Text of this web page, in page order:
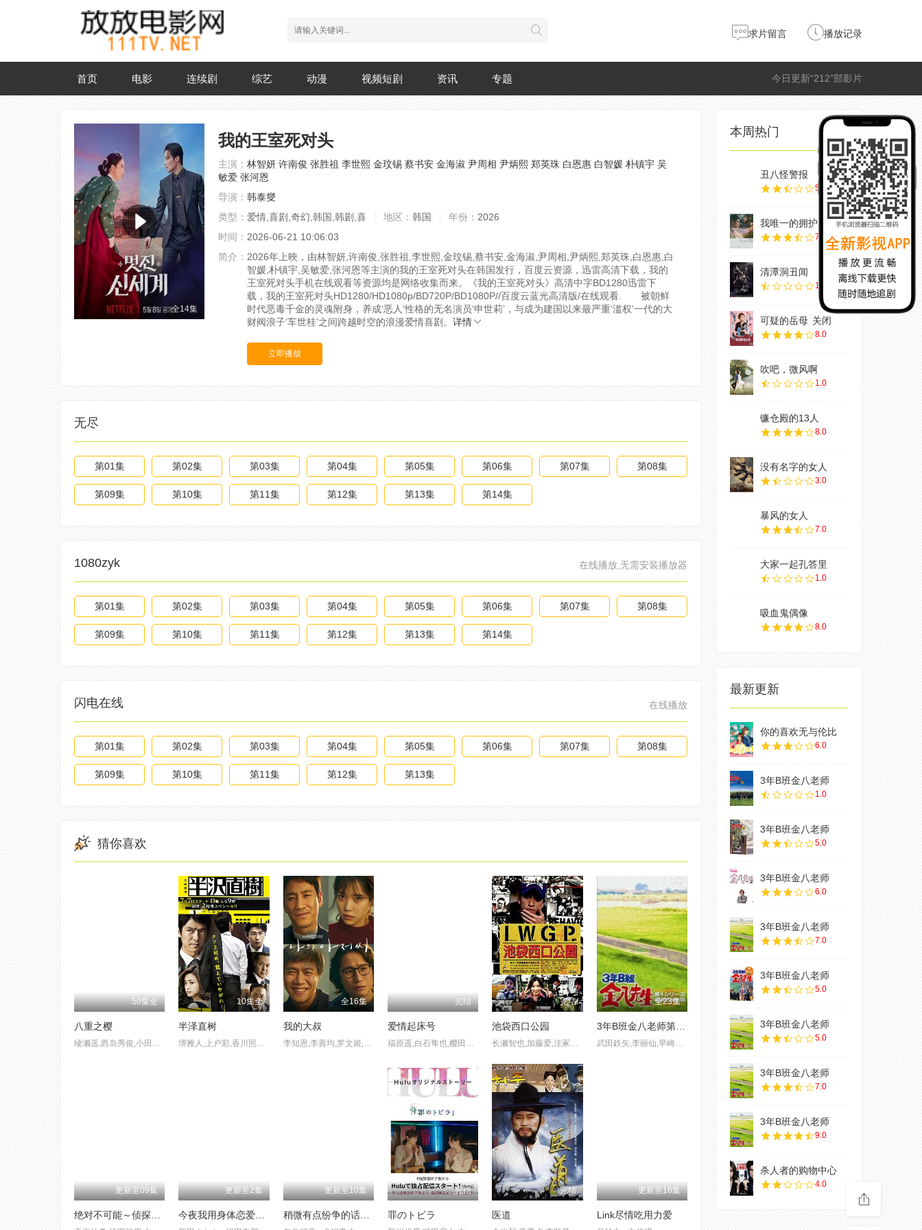
求片留言 播放记录
今日更新“212”部影片
首页 电影 连续剧 综艺 动漫 视频短剧 资讯 专题
全14集
我的王室死对头
主演： 林智妍 许南俊 张胜祖 李世熙 金玟锡 蔡书安 金海淑 尹周相 尹炳熙 郑英珠 白恩惠 白智媛 朴镇宇 吴
敏爱 张河恩
导演： 韩泰燮
类型： 爱情,喜剧,奇幻,韩国,韩剧,喜 地区： 韩国 年份： 2026
时间： 2026-06-21 10:06:03
简介： 2026年上映，由林智妍,许南俊,张胜祖,李世熙,金玟锡,蔡书安,金海淑,尹周相,尹炳熙,郑英珠,白恩惠,白
智媛,朴镇宇,吴敏爱,张河恩等主演的我的王室死对头在韩国发行，百度云资源，迅雷高清下载，我的
王室死对头手机在线观看等资源均是网络收集而来。《我的王室死对头》高清中字BD1280迅雷下
载，我的王室死对头HD1280/HD1080p/BD720P/BD1080P//百度云蓝光高清版/在线观看.
被朝鲜
时代恶毒千金的灵魂附身，养成‘恶人’性格的无名演员‘申世莉’，与成为建国以来最严重‘滥权’一代的大
财阀浪子‘车世桂’之间跨越时空的浪漫爱情喜剧。 详情
立即播放
无尽
第01集 第02集 第03集 第04集 第05集 第06集 第07集 第08集
第09集 第10集 第11集 第12集 第13集 第14集
在线播放,无需安装播放器
1080zyk
第01集 第02集 第03集 第04集 第05集 第06集 第07集 第08集
第09集 第10集 第11集 第12集 第13集 第14集
在线播放
闪电在线
第01集 第02集 第03集 第04集 第05集 第06集 第07集 第08集
第09集 第10集 第11集 第12集 第13集
猜你喜欢
50集全
八重之樱
绫濑遥,西岛秀俊,小田切让,长谷川博己,风吹淳,松重丰,长谷川京子,玉山铁二,贯地谷诗穗梨,市川实日子,刚力彩芽,谷村美月,水原希子,中村苍,绫野刚,黑木明纱,小泉孝太郎,中村狮童,古川雄辉,胜地凉,斋藤工,池内博之,北村有起哉,冈田义德,六平直政,德重聪,及川光博
10集全
半泽直树
堺雅人,上户彩,香川照之,及川光博
全16集
我的大叔
李知恩,李善均,罗文姬,高斗心
完结
爱情起床号
福原遥,白石隼也,樱田通,荒井萌,伊藤健太郎,永嶋柊吾,長澤航也,田中日奈子,长谷川朝晴,藤田朋子,森绘梨佳
完结
池袋西口公园
长濑智也,加藤爱,洼冢洋介,山下智久,渡边谦,佐藤隆太,妻夫木聪,高桥一生
全23集
3年B班金八老师第四季
武田鉄矢,李丽仙,早崎文司
更新至09集 更新至2集 更新至10集
稍微有点纷争的话我很乐意
完结
罪のトビラ
完结
医道
更新至16集
Link尽情吃用力爱
本周热门
丑八怪警报
5.0
我唯一的拥护者
7.0
清潭洞丑闻
1.0
可疑的岳母
8.0
吹吧，微风啊
1.0
镰仓殿的13人
8.0
没有名字的女人
3.0
暴风的女人
7.0
大家一起孔答里
1.0
吸血鬼偶像
8.0
最新更新
你的喜欢无与伦比
6.0
3年B班金八老师
1.0
3年B班金八老师
5.0
3年B班金八老师
6.0
3年B班金八老师
7.0
3年B班金八老师
5.0
3年B班金八老师
5.0
3年B班金八老师
7.0
3年B班金八老师
9.0
杀人者的购物中心
4.0
关闭